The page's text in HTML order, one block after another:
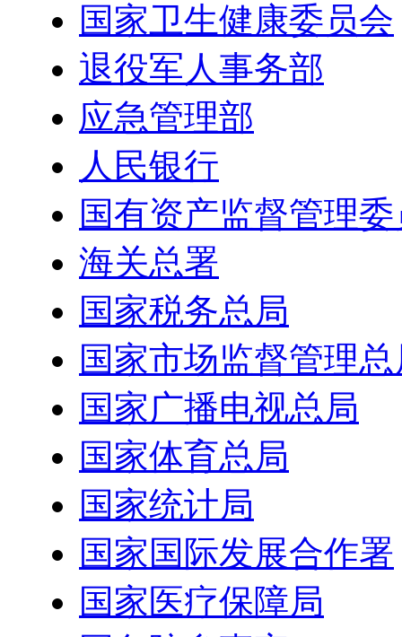
国家卫生健康委员会
退役军人事务部
应急管理部
人民银行
国有资产监督管理
海关总署
国家税务总局
国家市场监督管理
国家广播电视总局
国家体育总局
国家统计局
国家国际发展合作署
国家医疗保障局